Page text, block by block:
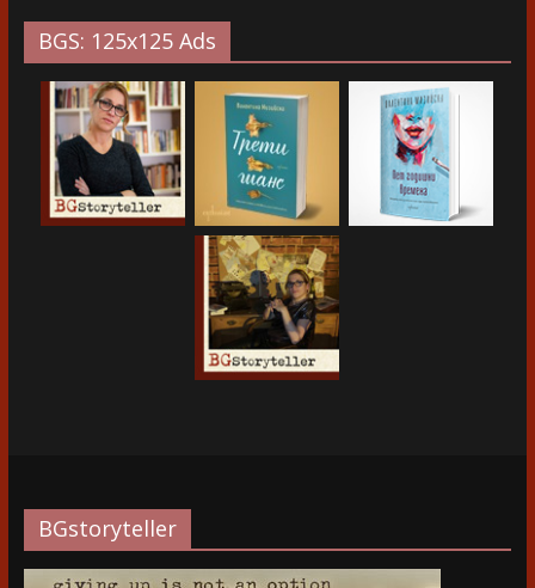
BGS: 125x125 Ads
BGstoryteller